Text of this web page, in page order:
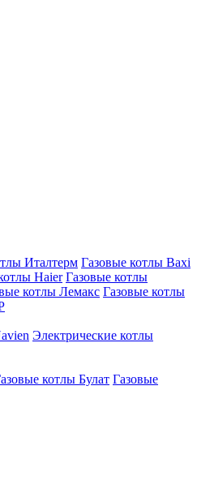
Италтерм Газовые котлы Baxi
Haier Газовые котлы
котлы Лемакс Газовые котлы
Электрические котлы
котлы Булат Газовые